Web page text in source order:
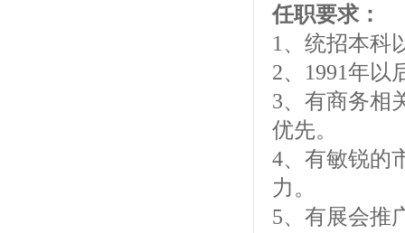
任职要求：
1、统招本科
2、1991年以
3、有商务相
优先。
4、有敏锐的
力。
5、有展会推